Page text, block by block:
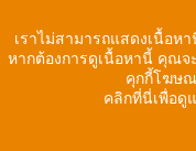
เราไม่สามารถแสดงเนื้อ
หากต้องการดูเนื้อหานี้ คุณจ
คุกกี้โฆษณ
คลิกที่นี่เพื่อดู